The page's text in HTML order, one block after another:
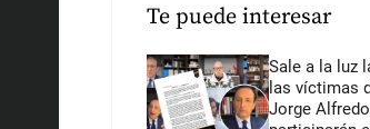
Te puede interesar
Sale a la luz
las víctimas
Jorge